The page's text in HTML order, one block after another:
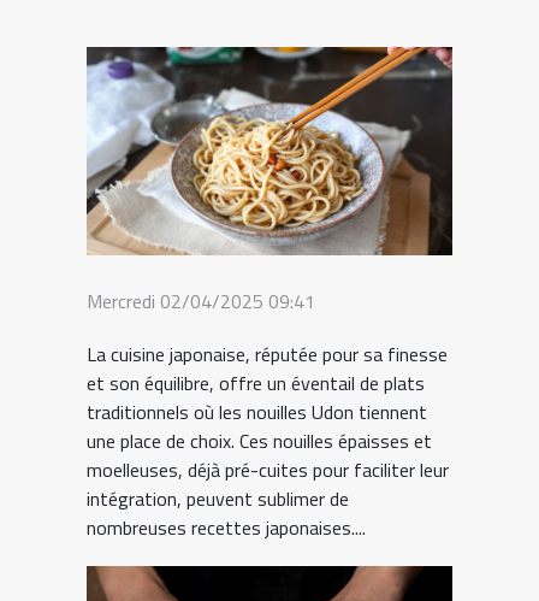
Mercredi 02/04/2025 09:41
La cuisine japonaise, réputée pour sa finesse
et son équilibre, offre un éventail de plats
traditionnels où les nouilles Udon tiennent
une place de choix. Ces nouilles épaisses et
moelleuses, déjà pré-cuites pour faciliter leur
intégration, peuvent sublimer de
nombreuses recettes japonaises....